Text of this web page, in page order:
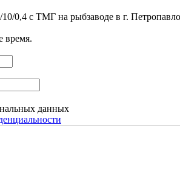
0,4 с ТМГ на рыбзаводе в г.
время.
данных